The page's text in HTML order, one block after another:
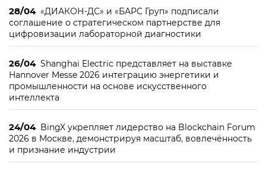
28/04 «ДИАКОН-ДС» и «БАРС Груп» подписали
соглашение о стратегическом партнерстве для
цифровизации лабораторной диагностики
26/04 Shanghai Electric представляет на выставке
Hannover Messe 2026 интеграцию энергетики и
промышленности на основе искусственного
интеллекта
24/04 BingX укрепляет лидерство на Blockchain Forum
2026 в Москве, демонстрируя масштаб, вовлечённость
и признание индустрии